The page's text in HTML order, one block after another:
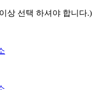
상 선택 하셔야 합니다.)